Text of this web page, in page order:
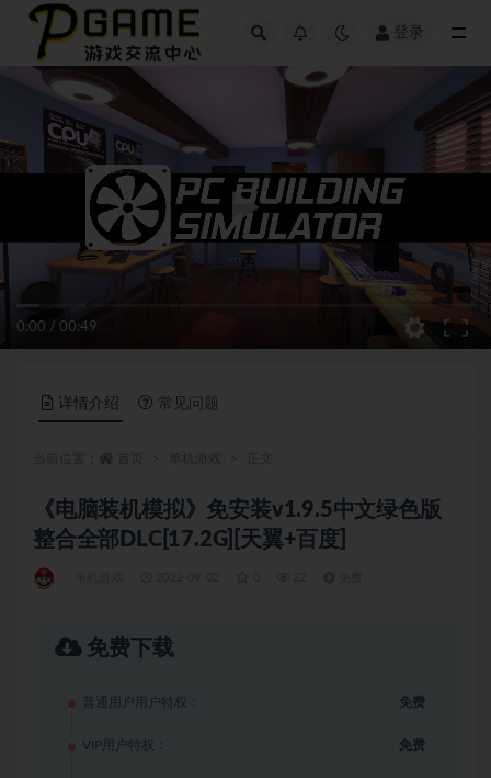
登录
0:00 / 00:49
详情介绍 常见问题
《电脑装机模拟》免安装v1.9.5中文绿色版
整合全部DLC[17.2G][天翼+百度]
免费下载
普通用户用户特权： 免费
VIP用户特权： 免费
全部